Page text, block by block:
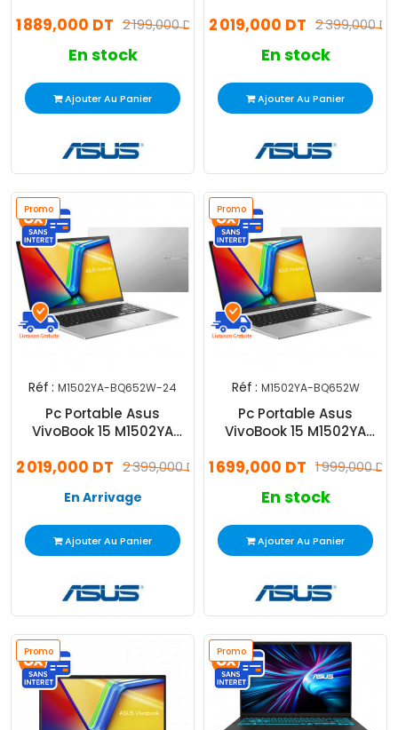
Windows 112 199,000 DT
1 889,000 DT
En stock
Ajouter Au Panier
Windows 112 399,000 DT
2 019,000 DT
En stock
Ajouter Au Panier
Promo
Réf : M1502YA-BQ652W-24
Pc Portable Asus
VivoBook 15 M1502YA
Windows 112 399,000 DT
2 019,000 DT
En Arrivage
Ajouter Au Panier
Promo
Réf : M1502YA-BQ652W
Pc Portable Asus
VivoBook 15 M1502YA
Windows 111 999,000 DT
1 699,000 DT
En stock
Ajouter Au Panier
Promo Promo